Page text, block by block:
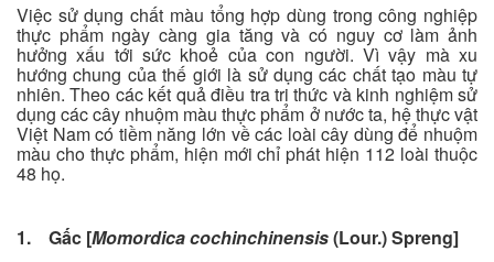
Việc sử dụng chất màu tổng hợp dùng trong công nghiệp
thực phẩm ngày càng gia tăng và có nguy cơ làm ảnh
hưởng xấu tới sức khoẻ của con người. Vì vậy mà xu
hướng chung của thế giới là sử dụng các chất tạo màu tự
nhiên. Theo các kết quả điều tra tri thức và kinh nghiệm sử
dụng các cây nhuộm màu thực phẩm ở nước ta, hệ thực vật
Việt Nam có tiềm năng lớn về các loài cây dùng để nhuộm
màu cho thực phẩm, hiện mới chỉ phát hiện 112 loài thuộc
48 họ.
1. Gấc [Momordica cochinchinensis(Lour.) Spreng]